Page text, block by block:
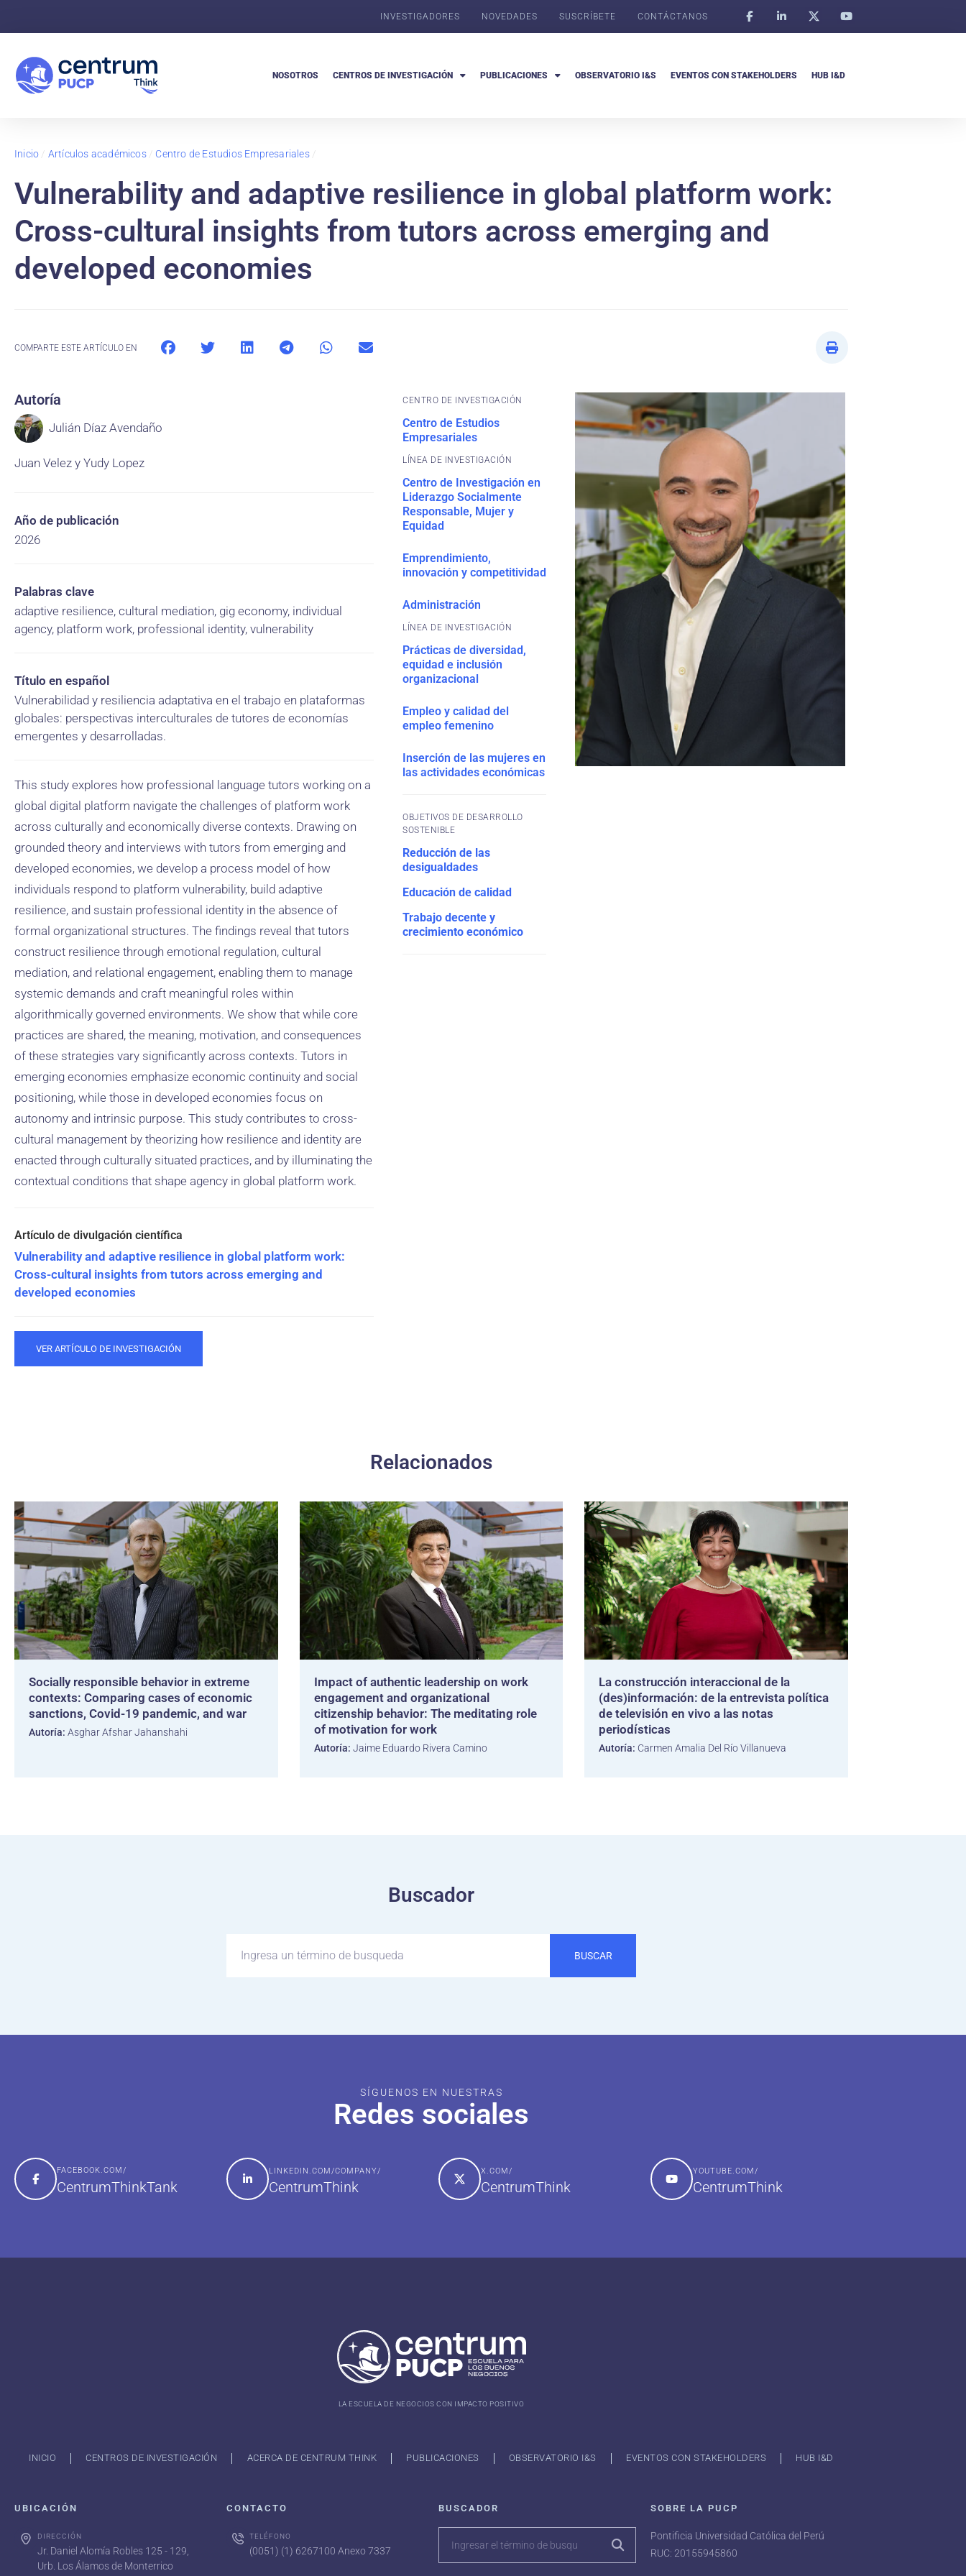
INVESTIGADORES NOVEDADES SUSCRÍBETE CONTÁCTANOS
NOSOTROS CENTROS DE INVESTIGACIÓN PUBLICACIONES OBSERVATORIO I&S EVENTOS CON STAKEHOLDERS HUB I&D
Inicio / Artículos académicos/ Centro de Estudios Empresariales/
Vulnerability and adaptive resilience in global platform work:
Cross-cultural insights from tutors across emerging and
developed economies
COMPARTE ESTE ARTÍCULO EN
Autoría
Julián Díaz Avendaño
Juan Velez y Yudy Lopez
Año de publicación
2026
Palabras clave
adaptive resilience, cultural mediation, gig economy, individual
agency, platform work, professional identity, vulnerability
Título en español
Vulnerabilidad y resiliencia adaptativa en el trabajo en plataformas
globales: perspectivas interculturales de tutores de economías
emergentes y desarrolladas.
This study explores how professional language tutors working on a
global digital platform navigate the challenges of platform work
across culturally and economically diverse contexts. Drawing on
grounded theory and interviews with tutors from emerging and
developed economies, we develop a process model of how
individuals respond to platform vulnerability, build adaptive
resilience, and sustain professional identity in the absence of
formal organizational structures. The findings reveal that tutors
construct resilience through emotional regulation, cultural
mediation, and relational engagement, enabling them to manage
systemic demands and craft meaningful roles within
algorithmically governed environments. We show that while core
practices are shared, the meaning, motivation, and consequences
of these strategies vary significantly across contexts. Tutors in
emerging economies emphasize economic continuity and social
positioning, while those in developed economies focus on
autonomy and intrinsic purpose. This study contributes to cross-
cultural management by theorizing how resilience and identity are
enacted through culturally situated practices, and by illuminating the
contextual conditions that shape agency in global platform work.
Vulnerability and adaptive resilience in global platform work:
Cross-cultural insights from tutors across emerging and
developed economies
VER ARTÍCULO DE INVESTIGACIÓN
CENTRO DE INVESTIGACIÓN
Centro de Estudios
Empresariales
Centro de Investigación en
Liderazgo Socialmente
Responsable, Mujer y
Equidad
Emprendimiento,
innovación y competitividad
Administración
Prácticas de diversidad,
equidad e inclusión
organizacional
Empleo y calidad del
empleo femenino
Inserción de las mujeres en
las actividades económicas
OBJETIVOS DE DESARROLLO
SOSTENIBLE
Reducción de las
desigualdades
Educación de calidad
Trabajo decente y
crecimiento económico
Relacionados
Socially responsible behavior in extreme
contexts: Comparing cases of economic
sanctions, Covid-19 pandemic, and war
Autoría: Asghar Afshar Jahanshahi
Impact of authentic leadership on work
engagement and organizational
citizenship behavior: The meditating role
of motivation for work
Autoría: Jaime Eduardo Rivera Camino
La construcción interaccional de la
(des)información: de la entrevista política
de televisión en vivo a las notas
periodísticas
Autoría: Carmen Amalia Del Río Villanueva
Buscador
BUSCAR
SÍGUENOS EN NUESTRAS
Redes sociales
FACEBOOK.COM/
CentrumThinkTank
LINKEDIN.COM/COMPANY/
CentrumThink
X.COM/
CentrumThink
YOUTUBE.COM/
CentrumThink
LA ESCUELA DE NEGOCIOS CON IMPACTO POSITIVO
INICIO CENTROS DE INVESTIGACIÓN ACERCA DE CENTRUM THINK PUBLICACIONES OBSERVATORIO I&S EVENTOS CON STAKEHOLDERS HUB I&D
UBICACIÓN
DIRECCIÓN
Jr. Daniel Alomía Robles 125 - 129,
Urb. Los Álamos de Monterrico
CONTACTO
TELÉFONO
(0051) (1) 6267100 Anexo 7337
BUSCADOR SOBRE LA PUCP
Pontificia Universidad Católica del Perú
RUC: 20155945860